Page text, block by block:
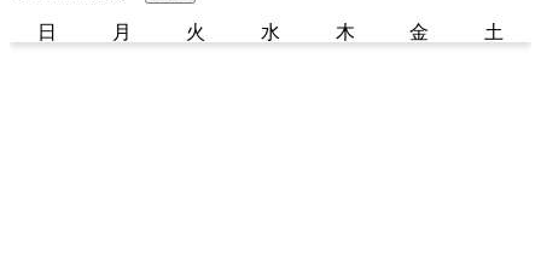
日 月 火 水 木 金 土